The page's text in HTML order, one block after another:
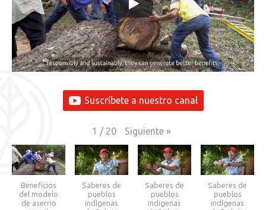
Suscríbete a nuestro canal
1 / 20 Siguiente »
Beneficios
del modelo
de aserrio
Saberes de
pueblos
indígenas
Saberes de
pueblos
indígenas
Saberes de
pueblos
indígenas